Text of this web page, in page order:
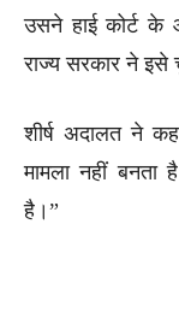
उसने हाई कोर्ट
राज्य सरकार ने इसे
शीर्ष अदालत ने
मामला नहीं बनता
है।”